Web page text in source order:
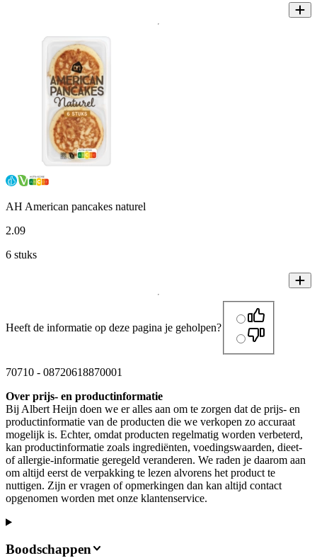
AH American pancakes naturel
2.09
6 stuks
Heeft de informatie op deze pagina je geholpen?
70710 - 08720618870001
Over prijs- en productinformatie
Bij Albert Heijn doen we er alles aan om te zorgen dat de prijs- en
productinformatie van de producten die we verkopen zo accuraat
mogelijk is. Echter, omdat producten regelmatig worden verbeterd,
kan productinformatie zoals ingrediënten, voedingswaarden, dieet-
of allergie-informatie geregeld veranderen. We raden je daarom aan
om altijd eerst de verpakking te lezen alvorens het product te
nuttigen. Zijn er vragen of opmerkingen dan kan altijd contact
opgenomen worden met onze klantenservice.
Boodschappen